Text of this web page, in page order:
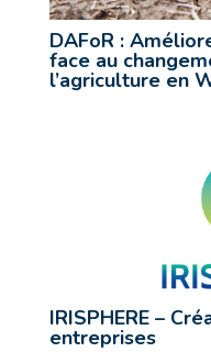
DAFoR :
face au
l’agriculture en
IRISPHERE –
entreprises